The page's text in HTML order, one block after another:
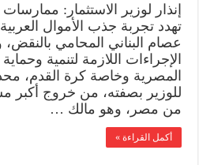
إنذار لوزير الاستثمار: ممارسات
تهدد تجربة جذب الأموال
عصام البناني المحامي بالنقض،
الإجراءات اللازمة لتنمية
المصرية وخاصة كرة القدم،
للوزير بصفته، من خروج أكبر
من مصر، وهو مالك …
أكمل القراءة »